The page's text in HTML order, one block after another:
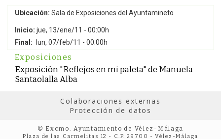
Ubicación: Sala de Exposiciones del Ayuntamineto
Inicio: jue, 13/ene/11 - 00:00h
Final:
lun, 07/feb/11 - 00:00h
Exposiciones
Exposición "Reflejos en mi paleta" de Manuela
Santaolalla Alba
Colaboraciones externas
Protección de datos
© Excmo. Ayuntamiento de Vélez-Málaga
Plaza de las Carmelitas 12 - C.P. 29700 - Vélez-Málaga